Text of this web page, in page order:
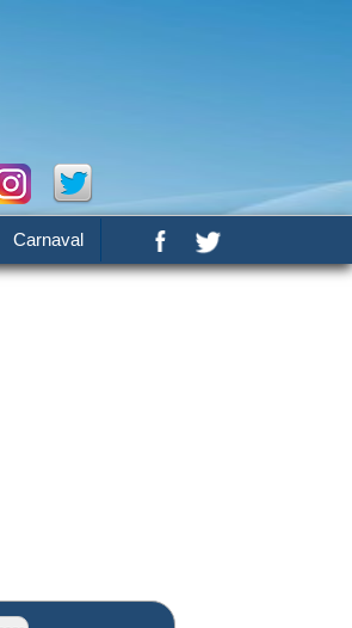
Carnaval